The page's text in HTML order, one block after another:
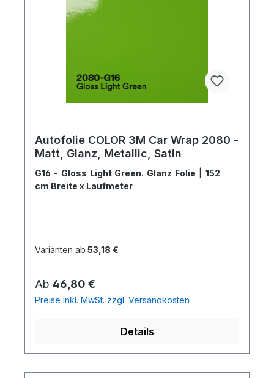
Autofolie COLOR 3M Car Wrap 2080 -
Matt, Glanz, Metallic, Satin
G16 - Gloss Light Green. Glanz Folie
152
cm Breite x Laufmeter
Varianten ab 53,18 €
Regulärer Preis:
Ab 46,80 €
Preise inkl. MwSt. zzgl. Versandkosten
Details